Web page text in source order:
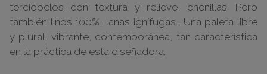
terciopelos con textura y relieve, chenillas. Pero
también linos 100%, lanas ignífugas… Una paleta libre
y plural, vibrante, contemporánea, tan característica
en la práctica de esta diseñadora.